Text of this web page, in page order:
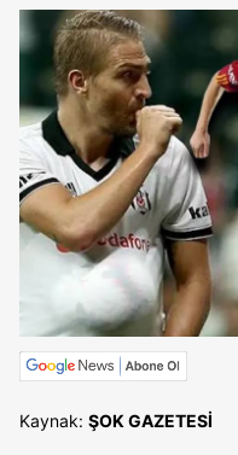
Kaynak: ŞOK GAZETESİ